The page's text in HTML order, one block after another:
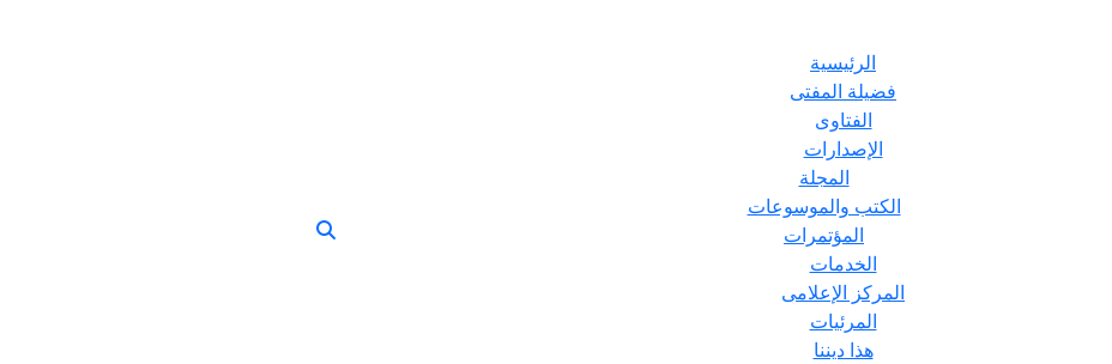
الرئيسية
فضيلة المفتى
الفتاوى
الإصدارات
المجلة
الكتب والموسوعات
المؤتمرات
الخدمات
المركز الإعلامى
المرئيات
هذا ديننا